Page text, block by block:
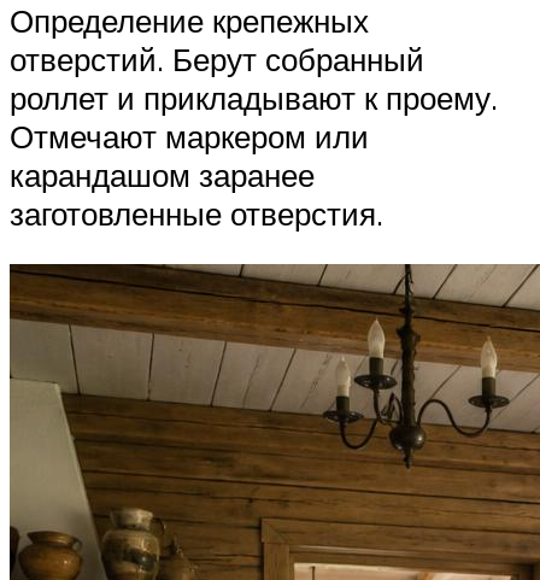
Определение крепежных
отверстий. Берут собранный
роллет и прикладывают к проему.
Отмечают маркером или
карандашом заранее
заготовленные отверстия.